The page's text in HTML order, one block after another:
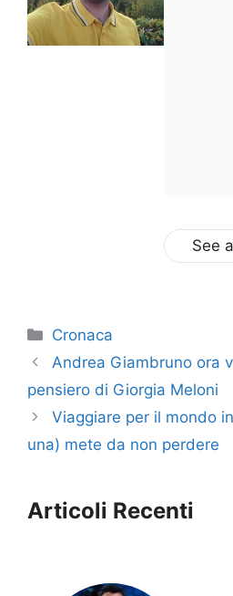
See
Categorie
Cronaca
Andrea Giambruno ora
pensiero di Giorgia Meloni
Viaggiare per il mondo
una) mete da non perdere
Articoli Recenti